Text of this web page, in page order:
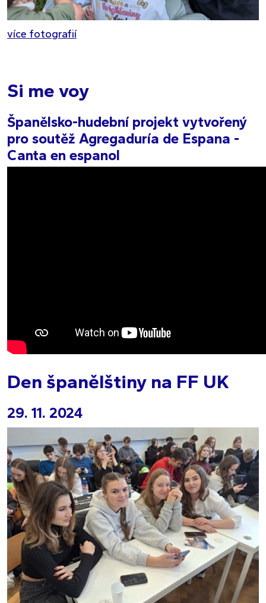
více fotografií
Si me voy
Španělsko-hudební projekt vytvořený
pro soutěž Agregaduría de Espana -
Canta en espanol
Den španělštiny na FF UK
29. 11. 2024